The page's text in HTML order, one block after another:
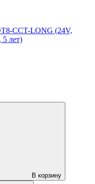
CCT-LONG (24V,
лет)
В корзину